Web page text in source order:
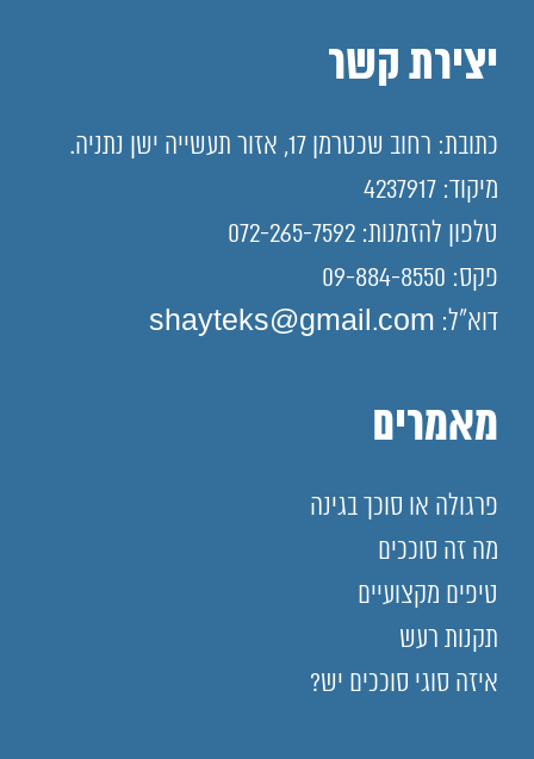
יצירת קשר
כתובת: רחוב שכטרמן 17, אזור תעשייה ישן נתניה.
מיקוד: 4237917
טלפון להזמנות: 072-265-7592
פקס: 09-884-8550
דוא"ל: shayteks@gmail.com
מאמרים
פרגולה או סוכך בגינה
מה זה סוככים
טיפים מקצועיים
תקנות רעש
איזה סוגי סוככים יש?